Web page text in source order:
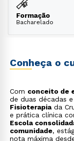
Formação
Bacharelado
Conheça o
Com conceito de
de duas décadas
Fisioterapiada
e prática clínica
Escola
comunidade,
nota máxima